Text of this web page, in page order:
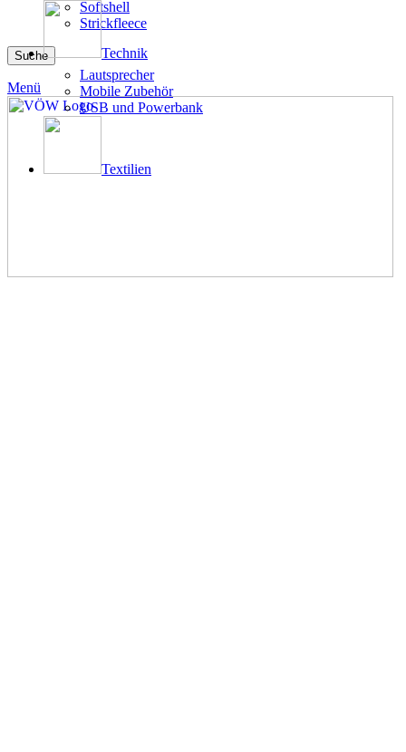
Softshell
Strickfleece
Suche
Menü
Technik
Lautsprecher
Mobile Zubehör
USB und Powerbank
Textilien